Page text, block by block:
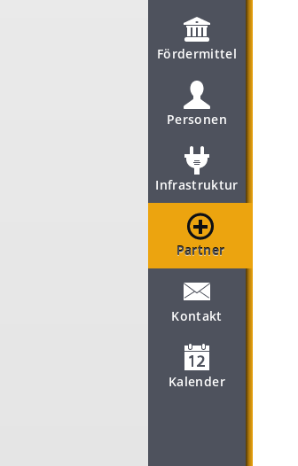
Fördermittel
Personen
Infrastruktur
Partner
Kontakt
Kalender